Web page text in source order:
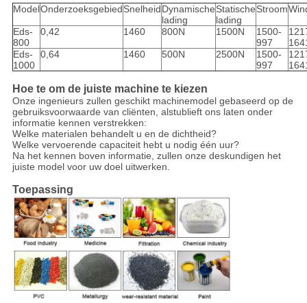
ModelOnderzoeksgebiedSnelheidDynamische
lading
Statische
lading
Stroom
Eds-
800
0,42 1460 800N 1500N
1500-
997
Eds-
1000
0,64 1460 500N 2500N
1500-
997
Hoe te om de juiste machine te kiezen
Onze ingenieurs zullen geschikt machinemodel gebaseerd op de
gebruiksvoorwaarde van cliënten, alstublieft ons laten onder
informatie kennen verstrekken:
Welke materialen behandelt u en de dichtheid?
Welke vervoerende capaciteit hebt u nodig één uur?
Na het kennen boven informatie, zullen onze deskundigen het
juiste model voor uw doel uitwerken.
Toepassing